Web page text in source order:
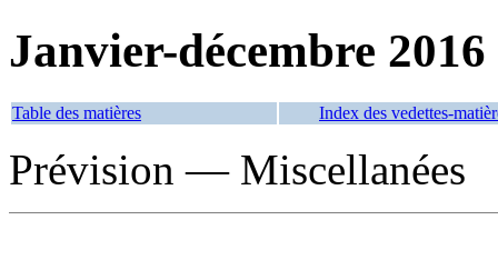
Janvier-décembre 2016
Table des matières Index des vedettes-
Prévision — Miscellanées